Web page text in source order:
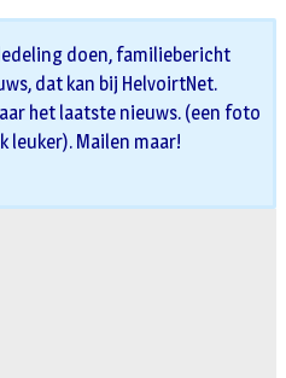
doen, familiebericht
dat kan bij HelvoirtNet.
het laatste nieuws. (een foto
leuker). Mailen maar!